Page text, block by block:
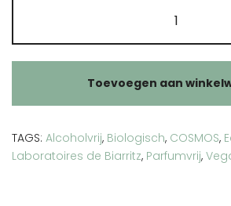
de
Biarritz
gezicht
SPF50
beige
Toevoegen aan
TAGS: Alcoholvrij, Biologisch, COSMOS,
Laboratoires de Biarritz, Parfumvrij,